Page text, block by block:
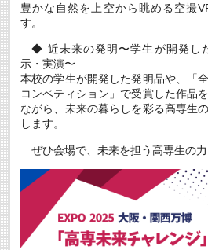
豊かな自然を上空から眺める空撮
す。
◆ 近未来の発明〜学生が開発し
示・実演〜
本校の学生が開発した発明品や、「
コンペティション」で受賞した作品
ながら、未来の暮らしを彩る高専生
します。
ぜひ会場で、未来を担う高専生の